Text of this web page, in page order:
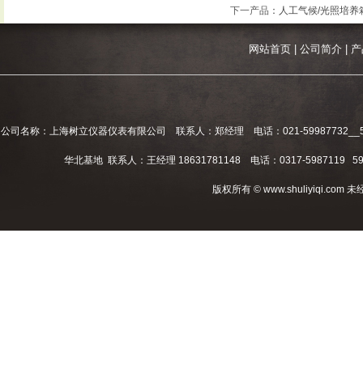
下一产品 ： 人工气候/光照培养
网站首页| 公司简介|
公司名称：上海树立仪器仪表有限公司 联系人：郑经理 电话：021-
华北基地 联系人：王经理 18631781148 电话：0317-5987119
版权所有 © www.shuliyiqi.com 未